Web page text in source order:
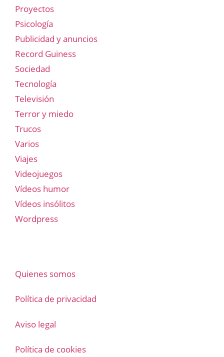
Proyectos
Psicología
Publicidad y anuncios
Record Guiness
Sociedad
Tecnología
Televisión
Terror y miedo
Trucos
Varios
Viajes
Videojuegos
Vídeos humor
Vídeos insólitos
Wordpress
Quienes somos
Política de privacidad
Aviso legal
Política de cookies